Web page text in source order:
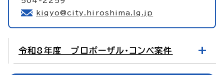
kigyo@city.hiroshima.lg.jp
令和8年度 プロポーザル・コンペ案件